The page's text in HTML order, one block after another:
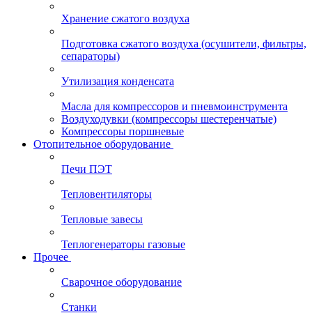
Хранение сжатого воздуха
Подготовка сжатого воздуха (осушители, фильтры,
сепараторы)
Утилизация конденсата
Масла для компрессоров и пневмоинструмента
Воздуходувки (компрессоры шестеренчатые)
Компрессоры поршневые
Отопительное оборудование
Печи ПЭТ
Тепловентиляторы
Тепловые завесы
Теплогенераторы газовые
Прочее
Сварочное оборудование
Станки